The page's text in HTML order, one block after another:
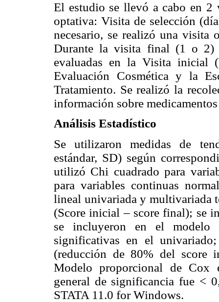
El estudio se llevó a cabo en
optativa: Visita de selección
necesario, se realizó una
Durante la visita final (1 o 2)
evaluadas en la Visita inicial
Evaluación Cosmética y la
Tratamiento. Se realizó la
información sobre
Análisis Estadístico
Se utilizaron medidas de
estándar, SD) según
utilizó Chi cuadrado para
para variables continuas
lineal univariada y multivariada
(Score inicial – score final); se
se incluyeron en el modelo
significativas en el
(reducción de 80% del score
Modelo proporcional de Cox
general de significancia fue <
STATA 11.0 for Windows.